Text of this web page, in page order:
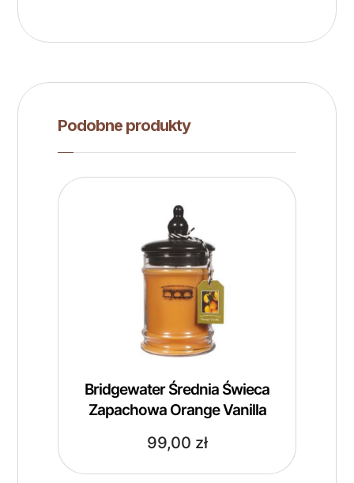
Podobne produkty
Bridgewater Średnia Świeca
Zapachowa Orange Vanilla
99,00 zł